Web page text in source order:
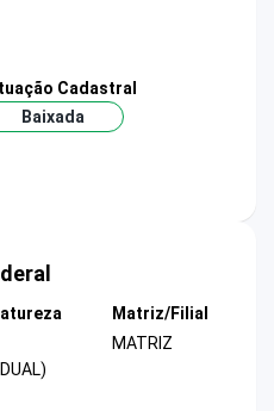
Cadastral
Baixada
Matriz/Filial
MATRIZ